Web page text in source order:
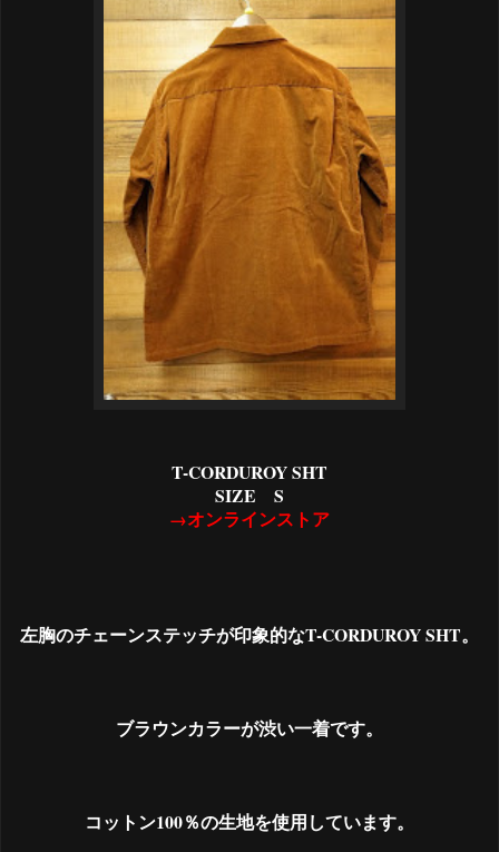
T-CORDUROY SHT
SIZE S
→オンラインストア
左胸のチェーンステッチが印象的なT-CORDUROY SHT。
ブラウンカラーが渋い一着です。
コットン100％の生地を使用しています。